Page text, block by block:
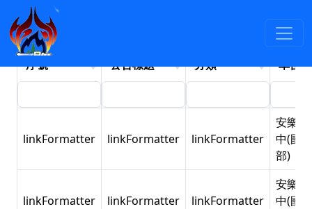
最新消息
期公告
序號 公告標題 分類 單位
linkFormatter linkFormatter linkFormatter
安樂高
中(國中
部)
linkFormatter linkFormatter linkFormatter
安樂高
中(國中